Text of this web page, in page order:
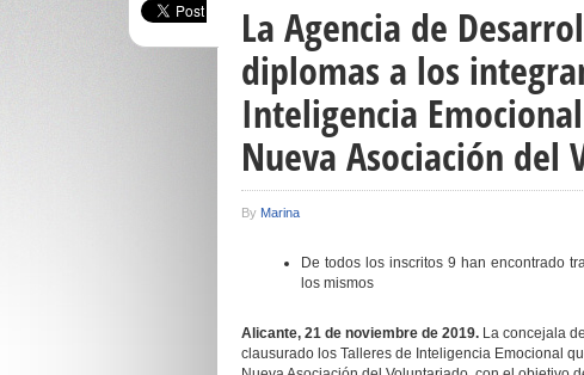
La Agencia de
diplomas a los
Inteligencia
Nueva Asociación del
By Marina
De todos los inscritos 9 han encontrado
los mismos
Alicante, 21 de noviembre de 2019. La concejala
clausurado los Talleres de Inteligencia Emocional